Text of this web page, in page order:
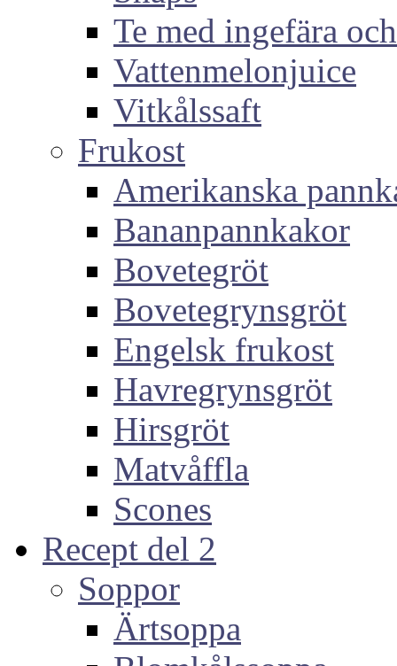
Te med ingefära
Vattenmelonjuice
Vitkålssaft
Frukost
Amerikanska
Bananpannkakor
Bovetegröt
Bovetegrynsgröt
Engelsk frukost
Havregrynsgröt
Hirsgröt
Matvåffla
Scones
Recept del 2
Soppor
Ärtsoppa